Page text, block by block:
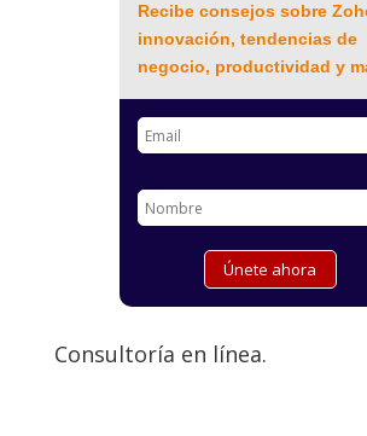
Recibe consejos sobre
innovación, tendencias de
negocio, productividad y
Consultoría en línea.